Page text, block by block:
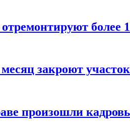
более
закроют
произошли